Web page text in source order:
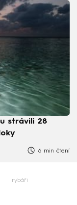
strávili 28
6 min čtení
rybáři